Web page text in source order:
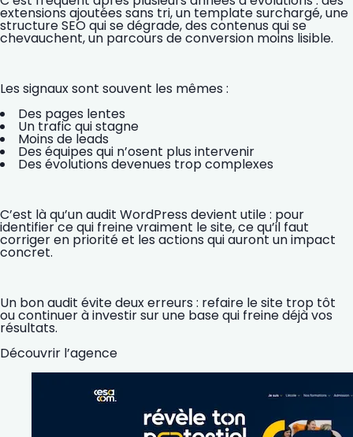
extensions ajoutées sans tri, un template surchargé, une
structure SEO qui se dégrade, des contenus qui se
chevauchent, un parcours de conversion moins lisible.
Les signaux sont souvent les mêmes :
Des pages lentes
Un trafic qui stagne
Moins de leads
Des équipes qui n’osent plus intervenir
Des évolutions devenues trop complexes
C’est là qu’un audit WordPress devient utile : pour
identifier ce qui freine vraiment le site, ce qu’il faut
corriger en priorité et les actions qui auront un impact
concret.
Un bon audit évite deux erreurs : refaire le site trop tôt
ou continuer à investir sur une base qui freine déjà vos
résultats.
Découvrir l’agence